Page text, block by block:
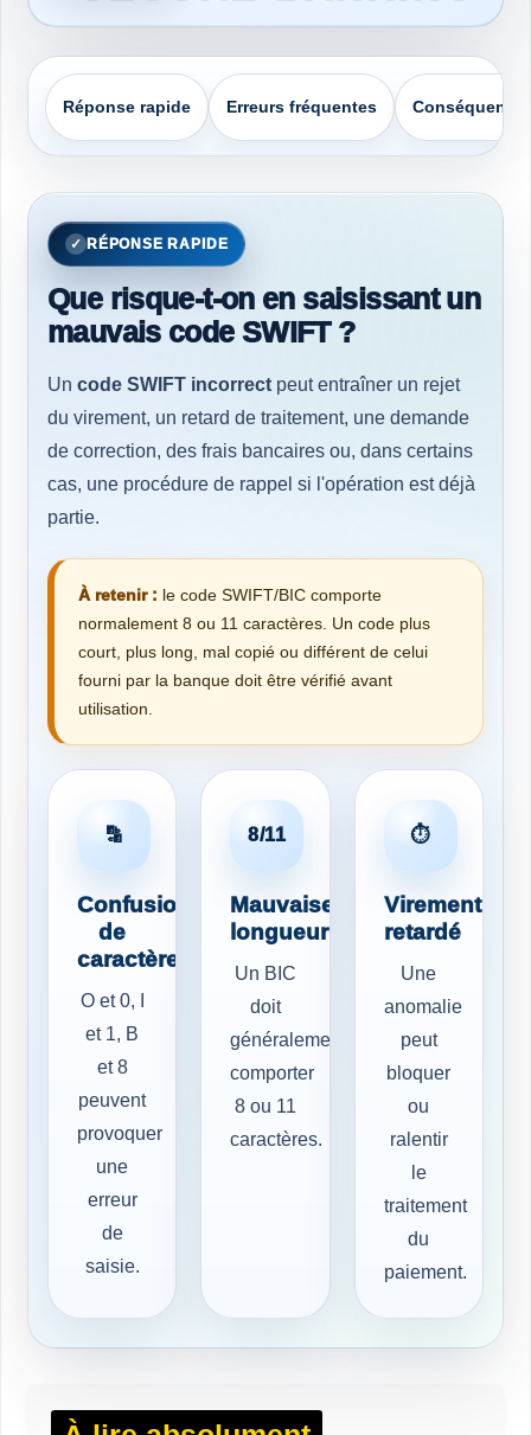
Réponse rapide Erreurs fréquentes
RÉPONSE RAPIDE
Que risque-t-on en saisissant un
mauvais code SWIFT ?
Un code SWIFT incorrect peut entraîner un rejet
du virement, un retard de traitement, une demande
de correction, des frais bancaires ou, dans certains
cas, une procédure de rappel si l'opération est déjà
partie.
À retenir : le code SWIFT/BIC comporte
normalement 8 ou 11 caractères. Un code plus
court, plus long, mal copié ou différent de celui
fourni par la banque doit être vérifié avant
utilisation.
🔡
Confusion
de
caractères
O et 0, I
et 1, B
et 8
peuvent
provoquer
une
erreur
de
saisie.
8/11
Mauvaise
longueur
Un BIC
doit
généralement
comporter
8 ou 11
caractères.
⏱️
Virement
retardé
Une
anomalie
peut
bloquer
ou
ralentir
le
traitement
du
paiement.